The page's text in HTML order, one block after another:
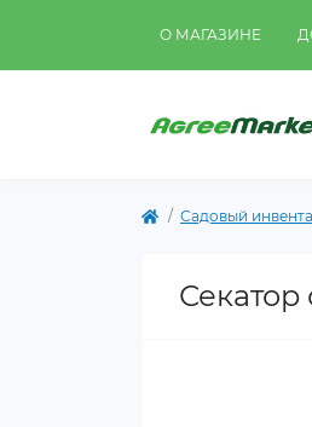
О МАГАЗИНЕ
Садовый
Секатор